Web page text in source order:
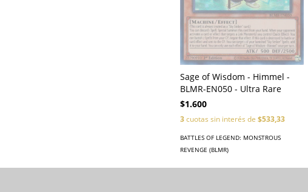
Sage of Wisdom - Himmel -
BLMR-EN050 - Ultra Rare
$1.600
3cuotas sin interés de $533,33
BATTLES OF LEGEND: MONSTROUS
REVENGE (BLMR)